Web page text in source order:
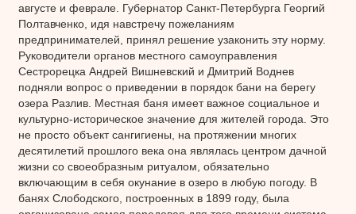
августе и феврале. Губернатор Санкт-Петербурга Георгий
Полтавченко, идя навстречу пожеланиям
предпринимателей, принял решение узаконить эту норму.
Руководители органов местного самоуправления
Сестрорецка Андрей Вишневский и Дмитрий Воднев
подняли вопрос о приведении в порядок бани на берегу
озера Разлив. Местная баня имеет важное социальное и
культурно-историческое значение для жителей города. Это
не просто объект сангигиены, на протяжении многих
десятилетий прошлого века она являлась центром дачной
жизни со своеобразным ритуалом, обязательно
включающим в себя окунание в озеро в любую погоду. В
банях Слободского, построенных в 1899 году, была